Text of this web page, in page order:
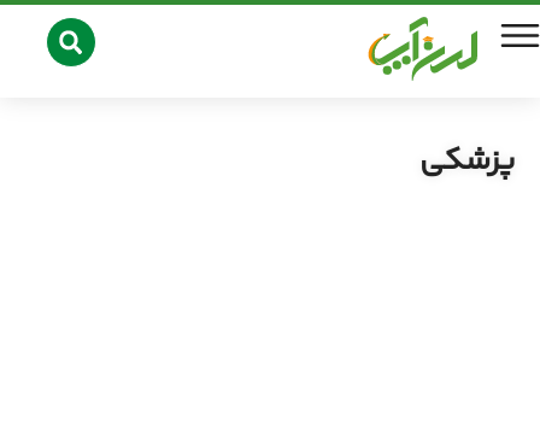
پزشکی